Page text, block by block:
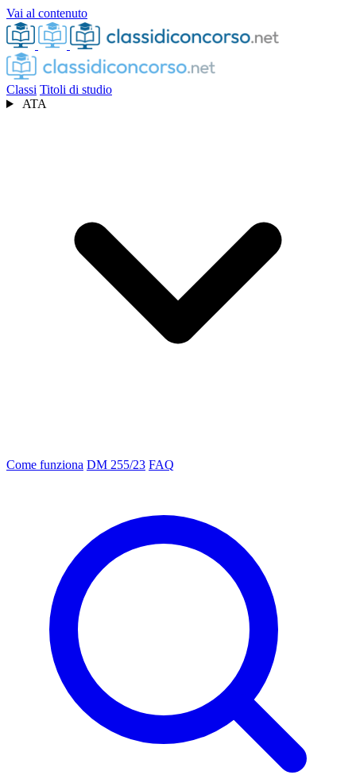
Vai al contenuto
Classi Titoli di studio
ATA
Come funziona DM 255/23 FAQ